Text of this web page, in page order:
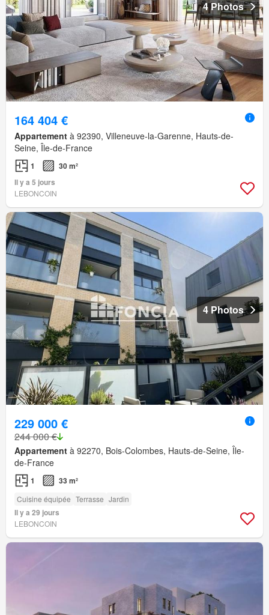
4 Photos
164 404 €
Appartement à 92390, Villeneuve-la-Garenne, Hauts-de-
Seine, Île-de-France
1
30 m²
Il y a 5 jours
LEBONCOIN
4 Photos
229 000 €
244 000 €
Appartement à 92270, Bois-Colombes, Hauts-de-Seine, Île-
de-France
1 33 m²
Cuisine équipée Terrasse Jardin
Il y a 29 jours
LEBONCOIN